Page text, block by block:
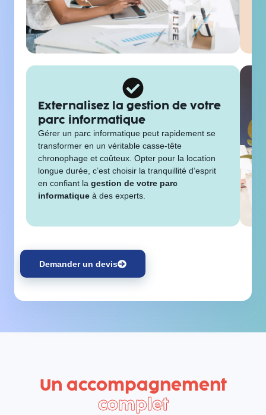
Externalisez la gestion de votre
parc informatique
Gérer un parc informatique peut rapidement se
transformer en un véritable casse-tête
chronophage et coûteux. Opter pour la location
longue durée, c’est choisir la tranquillité d’esprit
en confiant la gestion de votre parc
informatique à des experts.
Demander un devis
Un accompagnement
complet